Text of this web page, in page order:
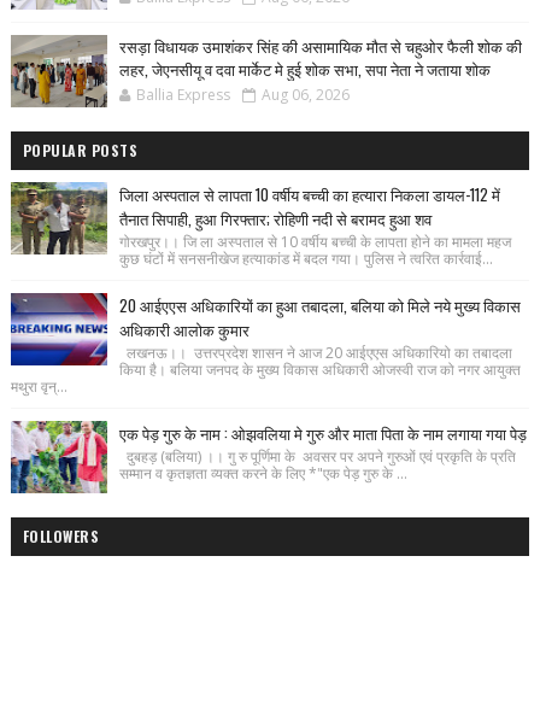
रसड़ा विधायक उमाशंकर सिंह की असामायिक मौत से चहुओर फैली शोक की
लहर, जेएनसीयू व दवा मार्केट मे हुई शोक सभा, सपा नेता ने जताया शोक
Ballia Express Aug 06, 2026
POPULAR POSTS
जिला अस्पताल से लापता 10 वर्षीय बच्ची का हत्यारा निकला डायल-112 में
तैनात सिपाही, हुआ गिरफ्तार; रोहिणी नदी से बरामद हुआ शव
गोरखपुर।। जि ला अस्पताल से 10 वर्षीय बच्ची के लापता होने का मामला महज
कुछ घंटों में सनसनीखेज हत्याकांड में बदल गया। पुलिस ने त्वरित कार्रवाई...
20 आईएएस अधिकारियों का हुआ तबादला, बलिया को मिले नये मुख्य विकास
अधिकारी आलोक कुमार
लखनऊ।। उत्तरप्रदेश शासन ने आज 20 आईएएस अधिकारियो का तबादला
किया है। बलिया जनपद के मुख्य विकास अधिकारी ओजस्वी राज को नगर आयुक्त
मथुरा वृन्...
एक पेड़ गुरु के नाम : ओझवलिया मे गुरु और माता पिता के नाम लगाया गया पेड़
दुबहड़ (बलिया) ।। गु रु पूर्णिमा के अवसर पर अपने गुरुओं एवं प्रकृति के प्रति
सम्मान व कृतज्ञता व्यक्त करने के लिए *"एक पेड़ गुरु के ...
FOLLOWERS